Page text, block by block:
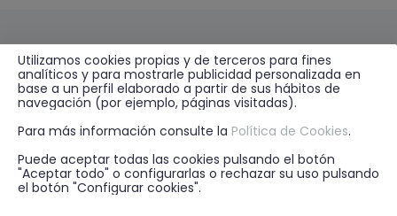
Suscríbete a nuestra Newsletter
Recibe descuentos, novedades y promociones por
email.
ENVIAR
* He leído y acepto la
Utilizamos cookies propias y de terceros para fines
analíticos y para mostrarle publicidad personalizada en
base a un perfil elaborado a partir de sus hábitos de
navegación (por ejemplo, páginas visitadas).
Para más información consulte la Política de Cookies.
Puede aceptar todas las cookies pulsando el botón
"Aceptar todo" o configurarlas o rechazar su uso pulsando
el botón "Configurar cookies".